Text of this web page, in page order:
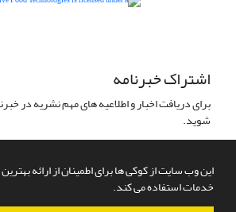
این وب سایت از کوکی ها برای اطمینان از ارائه بهترین
خدمات استفاده می کند.
اشتراک خبرنامه
برای دریافت اخبار و اطلاعیه های مهم نشریه در
شوید.